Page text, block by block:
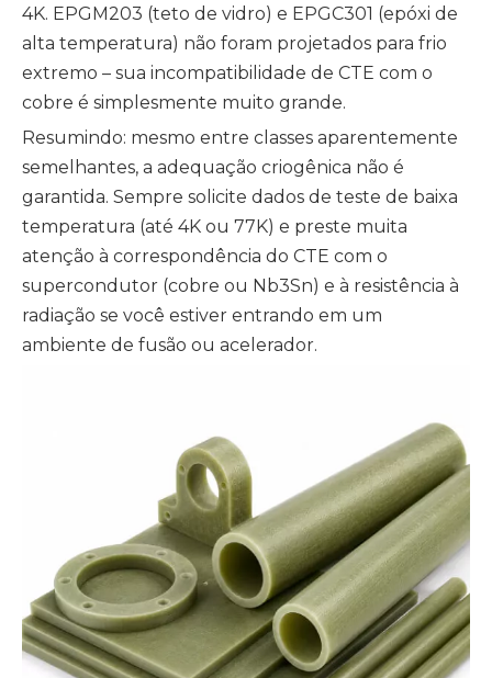
4K. EPGM203 (teto de vidro) e EPGC301 (epóxi de
alta temperatura) não foram projetados para frio
extremo – sua incompatibilidade de CTE com o
cobre é simplesmente muito grande.
Resumindo: mesmo entre classes aparentemente
semelhantes, a adequação criogênica não é
garantida. Sempre solicite dados de teste de baixa
temperatura (até 4K ou 77K) e preste muita
atenção à correspondência do CTE com o
supercondutor (cobre ou Nb3Sn) e à resistência à
radiação se você estiver entrando em um
ambiente de fusão ou acelerador.